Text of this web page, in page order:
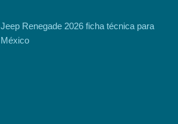
Jeep Renegade 2026 ficha técnica para
México